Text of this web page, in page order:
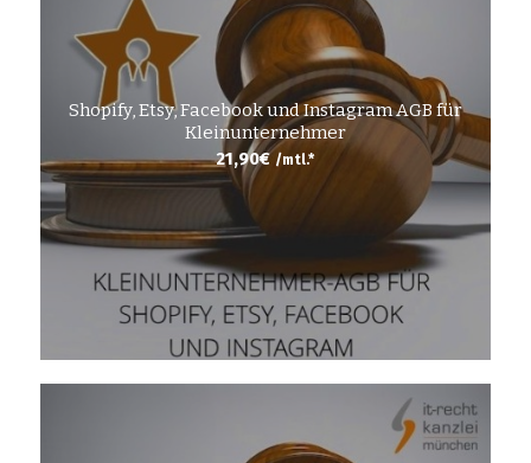
Shopify, Etsy, Facebook und Instagram AGB für
Kleinunternehmer
21,90€ /mtl.*